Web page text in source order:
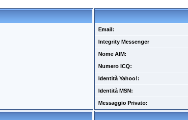
Email:
Integrity Messenger
Nome AIM:
Numero ICQ:
Identità Yahoo!:
Identità MSN:
Messaggio Privato: